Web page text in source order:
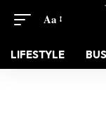
Aa
LIFESTYLE